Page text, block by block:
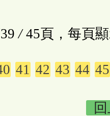
/45頁，每頁
41 42 43 44 45